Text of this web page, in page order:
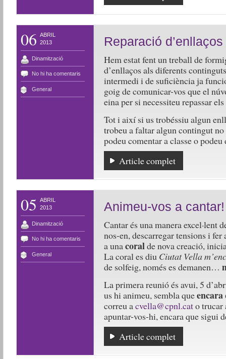
06 ABRIL
2013
Dinamització
No hi ha comentaris
General
Reparació d’enllaços
Hem estat fent un treball de
d’enllaços als diferents
intermedi i de suficiència ja
goig de comunicar-vos que el
eina per si necessiteu repassar
Tot i així si us trobéssiu algun
trobeu a faltar algun contingut no
podeu comentar a classe o
Article complet
05
ABRIL
2013
Dinamització
No hi ha comentaris
General
Animeu-vos a cantar!
Cantar és una manera excel·lent
nos-en, descarregar tensions i
a unacoralde nova creació,
La coral es diu Ciutat Vella
de solfeig, només es demanen…
La primera reunió és avui, 5
us hi animeu, sembla queencara
correu acvella@cpnl.cato trucar
apuntar-vos-hi, encara que sigui
Article complet